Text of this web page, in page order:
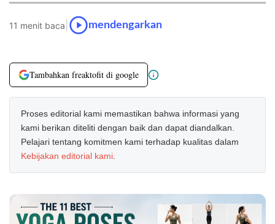
11 menit baca mendengarkan
Tambahkan freaktofit di google
Proses editorial kami memastikan bahwa informasi yang
kami berikan diteliti dengan baik dan dapat diandalkan.
Pelajari tentang komitmen kami terhadap kualitas dalam
Kebijakan editorial kami